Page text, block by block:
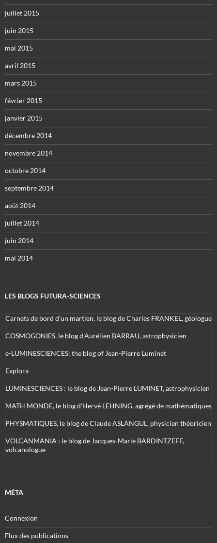
juillet 2015
juin 2015
mai 2015
avril 2015
mars 2015
février 2015
janvier 2015
décembre 2014
novembre 2014
octobre 2014
septembre 2014
août 2014
juillet 2014
juin 2014
mai 2014
LES BLOGS FUTURA-SCIENCES
Carnets de bord d’un martien, le blog de Charles FRANKEL, géologue
COSMOGONIES, le blog d'Aurélien BARRAU, astrophysicien
e-LUMINESCIENCES: the blog of Jean-Pierre Luminet
Explora
LUMINESCIENCES : le blog de Jean-Pierre LUMINET, astrophysicien
MATH'MONDE, le blog d'Hervé LEHNING, agrégé de mathématiques
PHYSMATIQUES, le blog de Claude ASLANGUL, physicien théoricien
VOLCANMANIA : le blog de Jacques-Marie BARDINTZEFF,
volcanologue
MÉTA
Connexion
Flux des publications